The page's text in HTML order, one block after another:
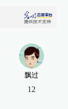
飘过
12